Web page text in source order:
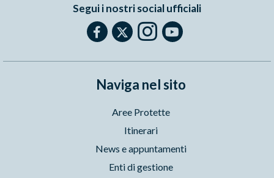
Segui i nostri social ufficiali
Naviga nel sito
Aree Protette
Itinerari
News e appuntamenti
Enti di gestione